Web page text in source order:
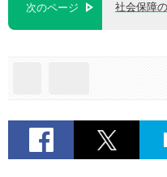
次のページ 社会保障